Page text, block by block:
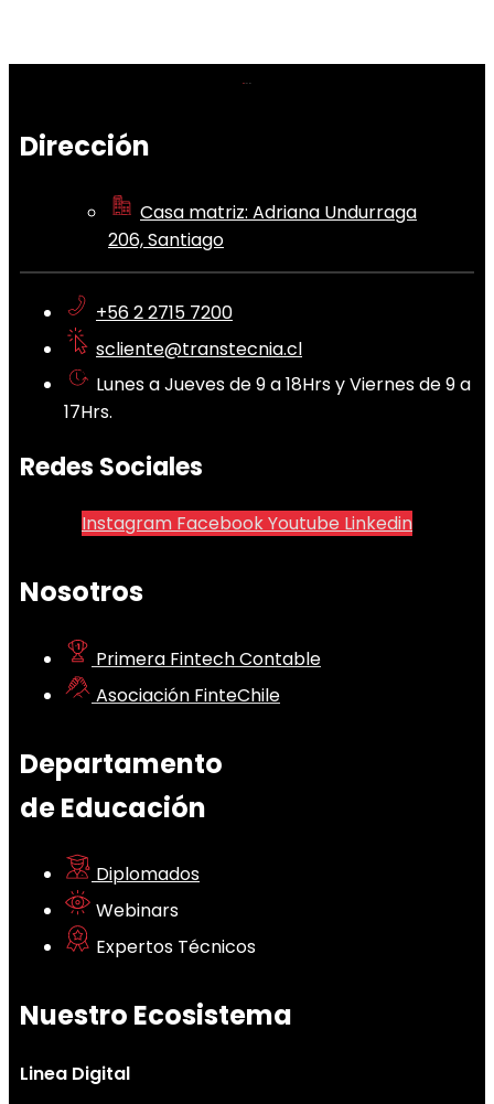
Dirección
Casa matriz: Adriana Undurraga
206, Santiago
+56 2 2715 7200
scliente@transtecnia.cl
Lunes a Jueves de 9 a 18Hrs y Viernes de 9 a
17Hrs.
Redes Sociales
Instagram FacebookYoutube Linkedin
Nosotros
Primera Fintech Contable
Asociación FinteChile
Departamento
de Educación
Diplomados
Webinars
Expertos Técnicos
Nuestro Ecosistema
Linea Digital